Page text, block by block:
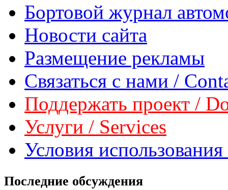
Бортовой журнал
Новости сайта
Размещение рекламы
Связаться с нами /
Поддержать проект /
Услуги / Services
Условия
Последние обсуждения